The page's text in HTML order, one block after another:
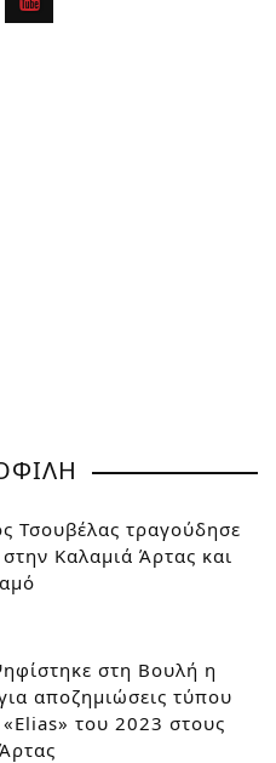
Τσουβέλας τραγούδησε
Καλαμιά Άρτας και
στη Βουλή η
αποζημιώσεις τύπου
του 2023 στους